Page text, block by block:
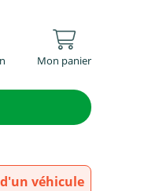
Mon panier
véhicule